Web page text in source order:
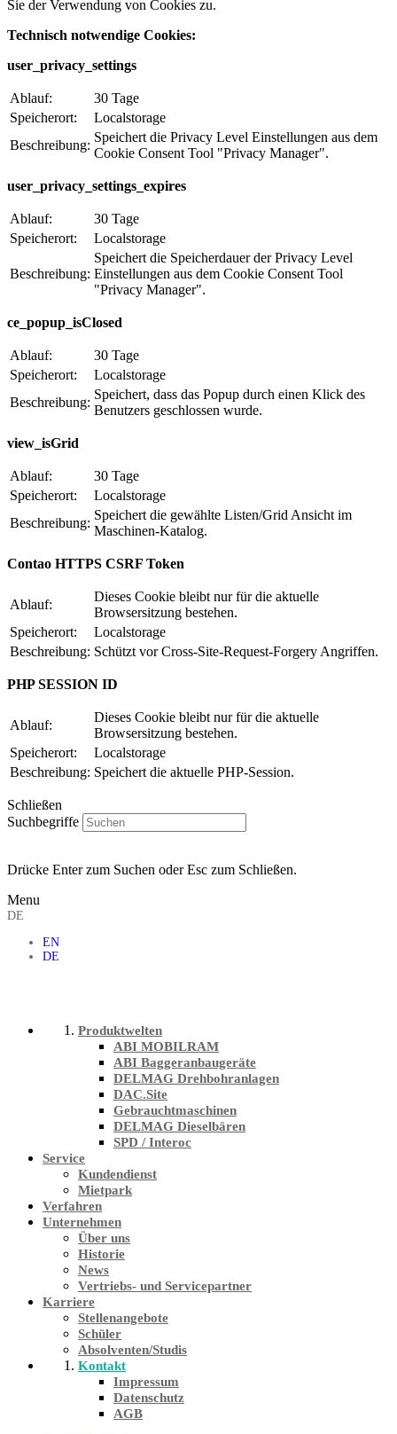
Sie der Verwendung von Cookies zu.
Technisch notwendige Cookies:
user_privacy_settings
Ablauf:
30 Tage
Speicherort:
Localstorage
Beschreibung:
Speichert die Privacy Level Einstellungen aus dem
Cookie Consent Tool "Privacy Manager".
user_privacy_settings_expires
Ablauf:
30 Tage
Speicherort:
Localstorage
Beschreibung:
Speichert die Speicherdauer der Privacy Level
Einstellungen aus dem Cookie Consent Tool
"Privacy Manager".
ce_popup_isClosed
Ablauf:
30 Tage
Speicherort:
Localstorage
Beschreibung:
Speichert, dass das Popup durch einen Klick des
Benutzers geschlossen wurde.
view_isGrid
Ablauf:
30 Tage
Speicherort:
Localstorage
Beschreibung:
Speichert die gewählte Listen/Grid Ansicht im
Maschinen-Katalog.
Contao HTTPS CSRF Token
Ablauf:
Dieses Cookie bleibt nur für die aktuelle
Browsersitzung bestehen.
Speicherort:
Localstorage
Beschreibung: Schützt vor Cross-Site-Request-Forgery Angriffen.
PHP SESSION ID
Ablauf:
Dieses Cookie bleibt nur für die aktuelle
Browsersitzung bestehen.
Speicherort:
Localstorage
Beschreibung: Speichert die aktuelle PHP-Session.
Schließen
Suchbegriffe
Drücke Enter zum Suchen oder Esc zum Schließen.
Menu
DE
EN
DE
Produktwelten
ABI MOBILRAM
ABI Baggeranbaugeräte
DELMAG Drehbohranlagen
DAC.Site
Gebrauchtmaschinen
DELMAG Dieselbären
SPD / Interoc
Service
Kundendienst
Mietpark
Verfahren
Unternehmen
Über uns
Historie
News
Vertriebs- und Servicepartner
Karriere
Stellenangebote
Schüler
Absolventen/Studis
Kontakt
Impressum
Datenschutz
AGB